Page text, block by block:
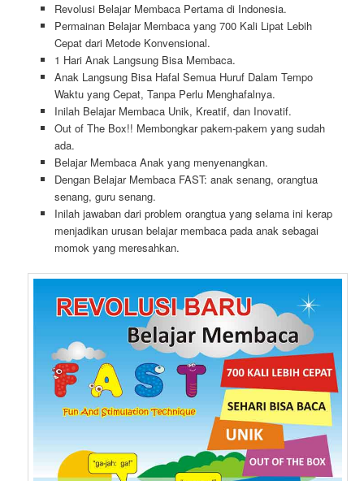
Revolusi Belajar Membaca Pertama di Indonesia.
Permainan Belajar Membaca yang 700 Kali Lipat Lebih
Cepat dari Metode Konvensional.
1 Hari Anak Langsung Bisa Membaca.
Anak Langsung Bisa Hafal Semua Huruf Dalam Tempo
Waktu yang Cepat, Tanpa Perlu Menghafalnya.
Inilah Belajar Membaca Unik, Kreatif, dan Inovatif.
Out of The Box!! Membongkar pakem-pakem yang sudah
ada.
Belajar Membaca Anak yang menyenangkan.
Dengan Belajar Membaca FAST: anak senang, orangtua
senang, guru senang.
Inilah jawaban dari problem orangtua yang selama ini kerap
menjadikan urusan belajar membaca pada anak sebagai
momok yang meresahkan.